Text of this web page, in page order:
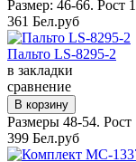
Размер: 46-66. Рост
361 Бел.руб
Пальто LS-8295-2
в закладки
сравнение
Размеры 48-54.
399 Бел.руб